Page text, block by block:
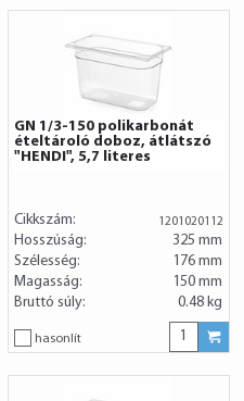
GN 1/3-150 polikarbonát
ételtároló doboz, átlátszó
"HENDI", 5,7 literes
Cikkszám: 1201020112
Hosszúság:
325 mm
Szélesség:
176 mm
Magasság:
150 mm
Bruttó súly:
0.48 kg
hasonlít